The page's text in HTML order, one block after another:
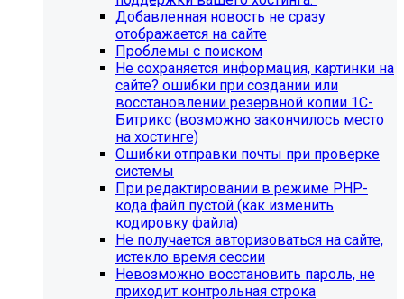
Инструкция по удалению ссылок на
социальные сети
Для готовых решений на SIMAI-SF4:
SIMAI-SF4: Сайт библиотеки, SIMAI-SF4: Сайт
благотворительного фонда, SIMAI-SF4: Сайт города,
SIMAI-SF4: Сайт государственной организации, SIMAI-
SF4: Сайт дворца культуры, SIMAI-SF4: Сайт детского
Добавленная новость не сразу
отображается на сайте
Проблемы с поиском
Не сохраняется информация, картинки на
сайте? ошибки при создании или
восстановлении резервной копии 1С-
Битрикс (возможно закончилось место
на хостинге)
Ошибки отправки почты при проверке
системы
При редактировании в режиме PHP-
кода файл пустой (как изменить
кодировку файла)
Не получается авторизоваться на сайте,
истекло время сессии
Невозможно восстановить пароль, не
приходит контрольная строка